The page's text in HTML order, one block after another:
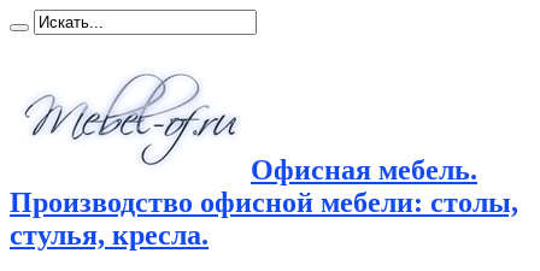
Офисная мебель.
Производство офисной мебели: столы,
стулья, кресла.